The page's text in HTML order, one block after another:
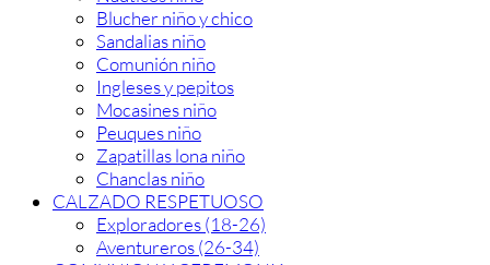
Blucher niño y chico
Sandalias niño
Comunión niño
Ingleses y pepitos
Mocasines niño
Peuques niño
Zapatillas lona niño
Chanclas niño
CALZADO RESPETUOSO
Exploradores (18-26)
Aventureros (26-34)